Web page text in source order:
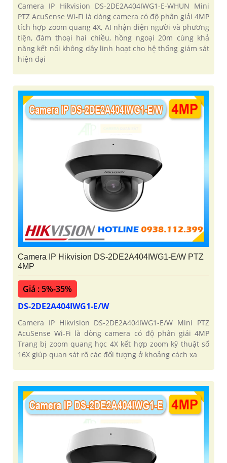
Camera IP Hikvision DS-2DE2A404IWG1-E-WHUN Mini
PTZ AcuSense Wi-Fi là dòng camera có độ phân giải 4MP
tích hợp zoom quang 4X, AI nhận diện người và phương
tiện, đàm thoại hai chiều, hồng ngoại 20m cùng khả
năng kết nối không dây linh hoạt cho hệ thống giám sát
hiện đại
Camera IP Hikvision DS-2DE2A404IWG1-E/W PTZ
4MP
Giá : 5%-35%
DS-2DE2A404IWG1-E/W
Camera IP Hikvision DS-2DE2A404IWG1-E/W Mini PTZ
AcuSense Wi-Fi là dòng camera có độ phân giải 4MP
Trang bị zoom quang học 4X kết hợp zoom kỹ thuật số
16X giúp quan sát rõ các đối tượng ở khoảng cách xa